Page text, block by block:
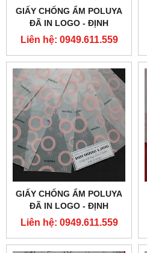
GIẤY CHỐNG ẨM POLUYA
ĐÃ IN LOGO - ĐỊNH
LƯỢNG 17G
Liên hệ: 0949.611.559
GIẤY CHỐNG ẨM POLUYA
ĐÃ IN LOGO - ĐỊNH
LƯỢNG 17G
Liên hệ: 0949.611.559